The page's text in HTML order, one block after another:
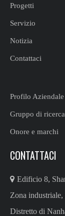
Progetti
Servizio
Notizia
Contattaci
Profilo Aziendale
Gruppo di
Onore e marchi
CONTATTACI
 Edificio 8,
Zona
Distretto di